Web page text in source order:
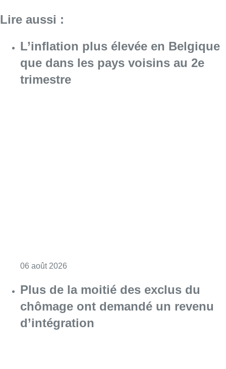
Lire aussi :
L’inflation plus élevée en Belgique
que dans les pays voisins au 2e
trimestre
06 août 2026
Plus de la moitié des exclus du
chômage ont demandé un revenu
d’intégration